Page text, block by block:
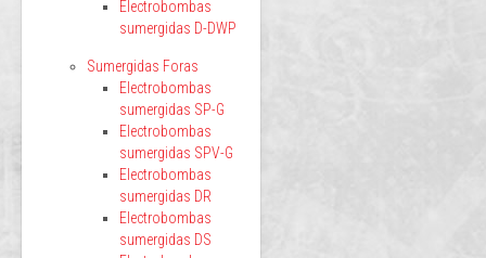
Electrobombas
sumergidas D-DWP
Sumergidas Foras
Electrobombas
sumergidas SP-G
Electrobombas
sumergidas SPV-G
Electrobombas
sumergidas DR
Electrobombas
sumergidas DS